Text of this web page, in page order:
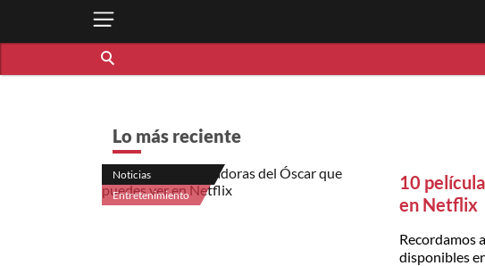
Lo más reciente
Noticias
Entretenimiento
10
en Netflix
Recordamos
disponibles